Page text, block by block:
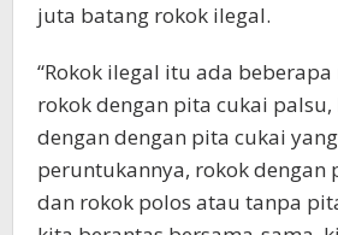
juta batang rokok ilegal.
“Rokok ilegal itu ada
rokok dengan pita cukai
dengan dengan pita cukai
peruntukannya, rokok dengan
dan rokok polos atau tanpa